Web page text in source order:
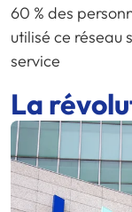
60 % des
utilisé ce réseau
service
La